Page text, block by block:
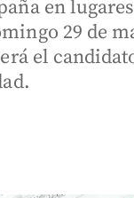
en
29 de
el